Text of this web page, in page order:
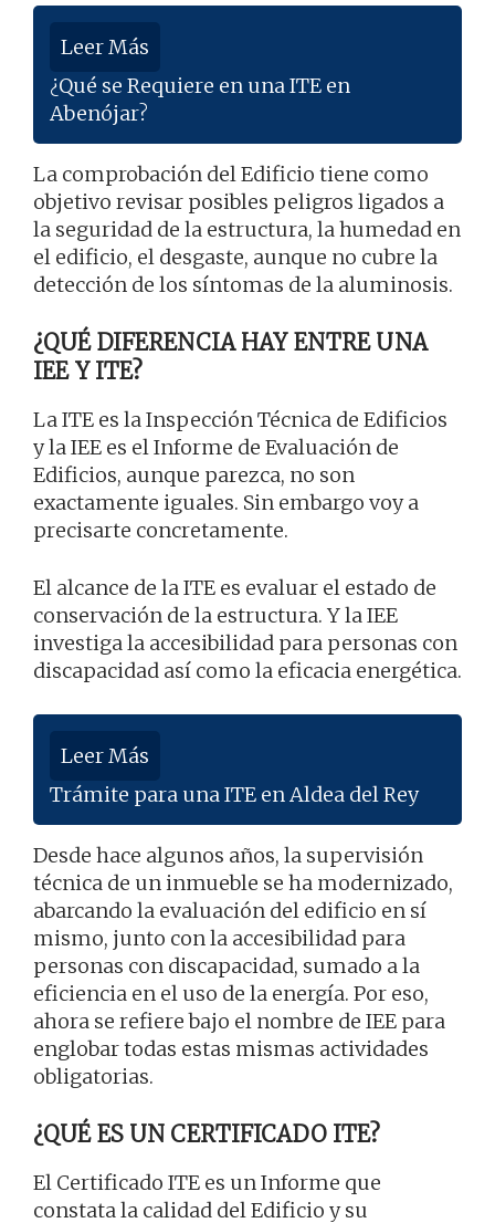
Leer Más
¿Qué se Requiere en una ITE en
Abenójar?
La comprobación del Edificio tiene como
objetivo revisar posibles peligros ligados a
la seguridad de la estructura, la humedad en
el edificio, el desgaste, aunque no cubre la
detección de los síntomas de la aluminosis.
¿QUÉ DIFERENCIA HAY ENTRE UNA
IEE Y ITE?
La ITE es la Inspección Técnica de Edificios
y la IEE es el Informe de Evaluación de
Edificios, aunque parezca, no son
exactamente iguales. Sin embargo voy a
precisarte concretamente.
El alcance de la ITE es evaluar el estado de
conservación de la estructura. Y la IEE
investiga la accesibilidad para personas con
discapacidad así como la eficacia energética.
Leer Más
Trámite para una ITE en Aldea del Rey
Desde hace algunos años, la supervisión
técnica de un inmueble se ha modernizado,
abarcando la evaluación del edificio en sí
mismo, junto con la accesibilidad para
personas con discapacidad, sumado a la
eficiencia en el uso de la energía. Por eso,
ahora se refiere bajo el nombre de IEE para
englobar todas estas mismas actividades
obligatorias.
¿QUÉ ES UN CERTIFICADO ITE?
El Certificado ITE es un Informe que
constata la calidad del Edificio y su